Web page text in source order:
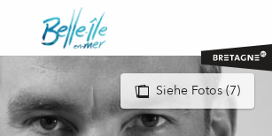
Siehe Fotos (7)